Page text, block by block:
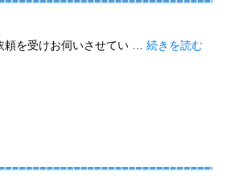
頼を受けお伺いさせてい … 続きを読む